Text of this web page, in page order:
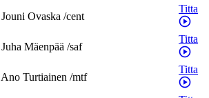
Jouni Ovaska /cent
Titta
Juha Mäenpää /saf
Titta
Ano Turtiainen /mtf
Titta